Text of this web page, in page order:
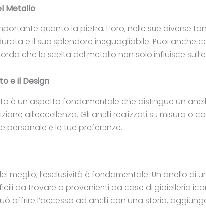
Metallo
quanto la pietra. L’oro, nelle sue
e il suo splendore ineguagliabile. Puoi anche
che la scelta del metallo non solo influisce
e il Design
è un aspetto fondamentale che distingue un
all’eccellenza. Gli anelli realizzati su misura
personale e le tue preferenze.
meglio, l’esclusività è fondamentale. Un anello
da trovare o provenienti da case di gioielleria
offrire l’accesso ad anelli con una storia,